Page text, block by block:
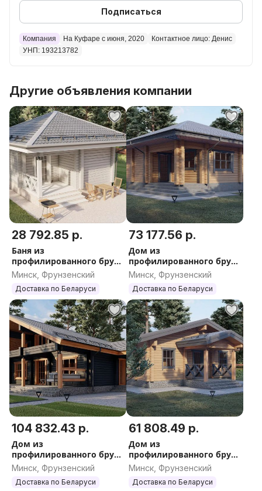
9)Контробрешётка 50х30х6000
10)Обрешётка 25х100х6000
Подписаться
Компания На Куфаре с июня, 2020
Контактное лицо: Денис
УНП: 193213782
Другие объявления компании
28 792.85 р.
Баня из
профилированного бруса
с террасой 26
Минск, Фрунзенский
Доставка по Беларуси
73 177.56 р.
Дом из
профилированного бруса
с террасой 27
Минск, Фрунзенский
Доставка по Беларуси
104 832.43 р.
Дом из
профилированного бруса
с террасой 30
Минск, Фрунзенский
Доставка по Беларуси
61 808.49 р.
Дом из
профилированного бруса
с террасой 21
Минск, Фрунзенский
Доставка по Беларуси